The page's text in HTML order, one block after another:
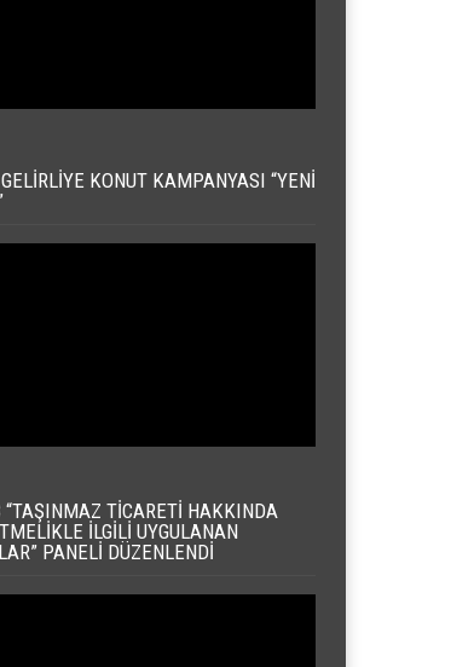
KONUT KAMPANYASI “YENI
“TAŞINMAZ TICARETI HAKKINDA
İLGILI UYGULANAN
PANELI DÜZENLENDI